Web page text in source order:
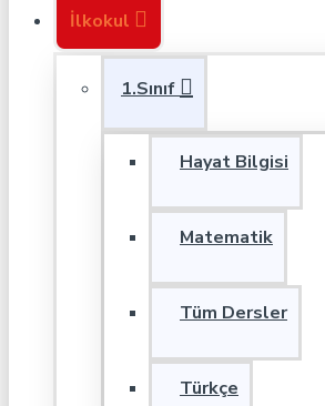
İlkokul
1.Sınıf
Hayat Bilgisi
Matematik
Tüm Dersler
Türkçe